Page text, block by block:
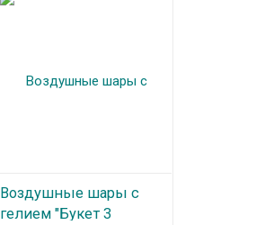
Воздушные шары с
гелием "Букет 3